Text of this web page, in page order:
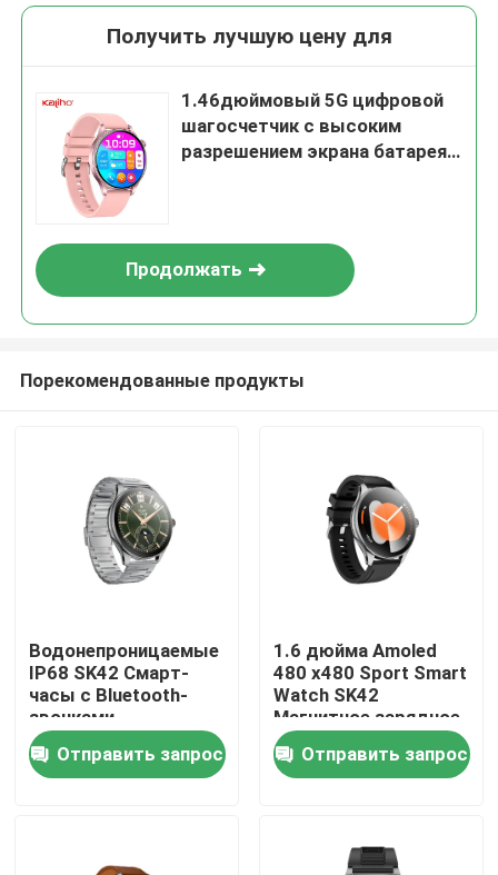
Дом
Получить лучшую цену для
1.46дюймовый 5G цифровой
шагосчетчик с высоким
разрешением экрана батарея
звонит J12 смотреть браслет
расписание покупок
Продолжать
Порекомендованные продукты
Водонепроницаемые
IP68 SK42 Смарт-
часы с Bluetooth-
звонками,
мониторингом
сердечного ритма и
кислорода в крови
Отправить запрос
1.6 дюйма Amoled
480 x480 Sport Smart
Watch SK42
Магнитное зарядное
устройство Сидячая
поддержка
напоминания
Отправить запрос